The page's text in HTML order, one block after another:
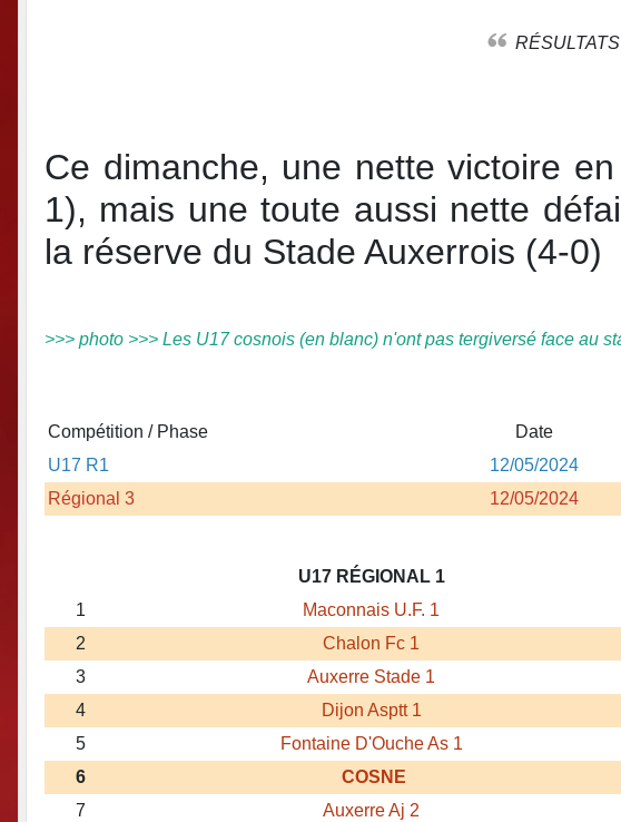
Ce dimanche, une nette victoire
1), mais une toute aussi nette
la réserve du Stade Auxerrois (4-0)
>>> photo >>> Les U17 cosnois (en blanc) n'ont pas tergiversé face au
Compétition / Phase Date
U17 R1
12/05/2024
Régional 3
12/05/2024
U17 RÉGIONAL 1
1
Maconnais U.F. 1
2
Chalon Fc 1
3
Auxerre Stade 1
4
Dijon Asptt 1
5
Fontaine D'Ouche As 1
6
COSNE
7
Auxerre Aj 2